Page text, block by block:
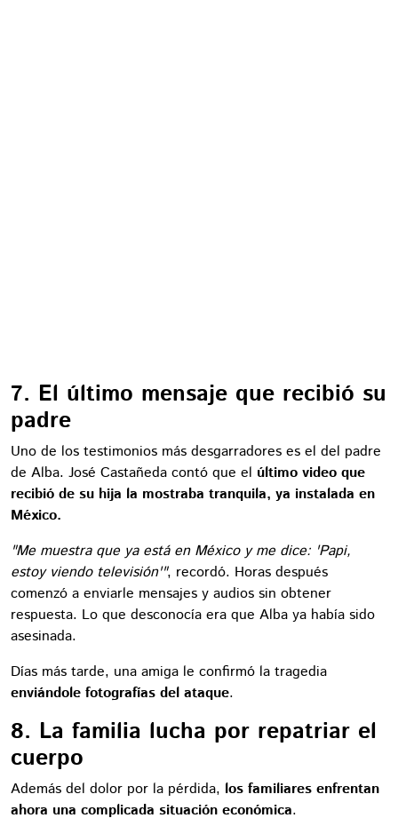
7. El último mensaje que recibió su
padre
Uno de los testimonios más desgarradores es el del padre
de Alba. José Castañeda contó que el último video que
recibió de su hija la mostraba tranquila, ya instalada en
México.
"Me muestra que ya está en México y me dice: 'Papi,
estoy viendo televisión'", recordó. Horas después
comenzó a enviarle mensajes y audios sin obtener
respuesta. Lo que desconocía era que Alba ya había sido
asesinada.
Días más tarde, una amiga le confirmó la tragedia
enviándole fotografías del ataque.
8. La familia lucha por repatriar el
cuerpo
Además del dolor por la pérdida, los familiares enfrentan
ahora una complicada situación económica.